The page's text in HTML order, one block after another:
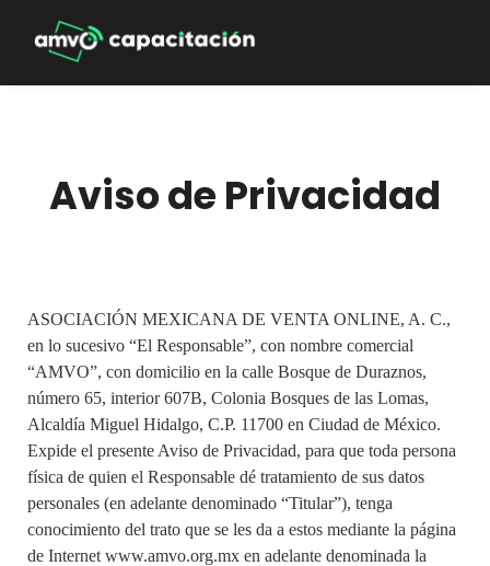
Aviso de Privacidad
ASOCIACIÓN MEXICANA DE VENTA ONLINE, A. C.,
en lo sucesivo “El Responsable”, con nombre comercial
“AMVO”, con domicilio en la calle Bosque de Duraznos,
número 65, interior 607B, Colonia Bosques de las Lomas,
Alcaldía Miguel Hidalgo, C.P. 11700 en Ciudad de México.
Expide el presente Aviso de Privacidad, para que toda persona
física de quien el Responsable dé tratamiento de sus datos
personales (en adelante denominado “Titular”), tenga
conocimiento del trato que se les da a estos mediante la página
de Internet www.amvo.org.mx en adelante denominada la